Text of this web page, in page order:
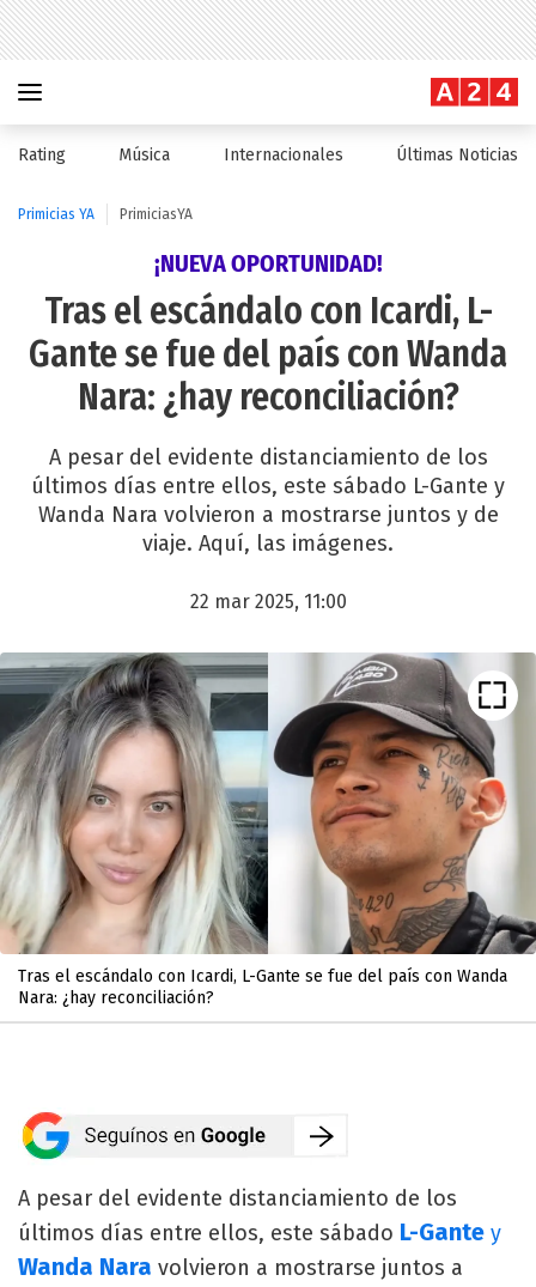
Rating Música Internacionales Últimas Noticias
Primicias YA PrimiciasYA
¡NUEVA OPORTUNIDAD!
Tras el escándalo con Icardi, L-
Gante se fue del país con Wanda
Nara: ¿hay reconciliación?
A pesar del evidente distanciamiento de los
últimos días entre ellos, este sábado L-Gante y
Wanda Nara volvieron a mostrarse juntos y de
viaje. Aquí, las imágenes.
22 mar 2025, 11:00
Tras el escándalo con Icardi, L-Gante se fue del país con Wanda
Nara: ¿hay reconciliación?
A pesar del evidente distanciamiento de los
últimos días entre ellos, este sábado L-Gante y
Wanda Nara volvieron a mostrarse juntos a